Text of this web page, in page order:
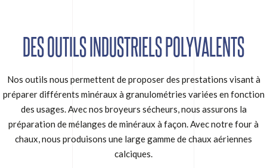
DES OUTILS INDUSTRIELS POLYVALENTS
Nos outils nous permettent de proposer des prestations visant à
préparer différents minéraux à granulométries variées en fonction
des usages. Avec nos broyeurs sécheurs, nous assurons la
préparation de mélanges de minéraux à façon. Avec notre four à
chaux, nous produisons une large gamme de chaux aériennes
calciques.